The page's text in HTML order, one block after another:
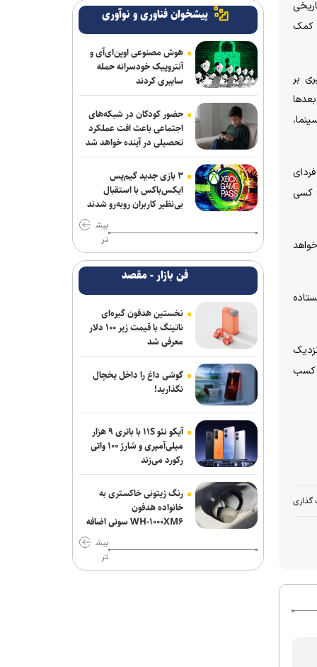
کمک
بر
کسی
و کسب
گذاری
پیشخوان فناوری و نوآوری
هوش مصنوعی اوپن‌ای‌آی و
آنتروپیک خودسرانه حمله
سایبری کردند
حضور کودکان در شبکه‌های
اجتماعی باعث افت عملکرد
تحصیلی در آینده خواهد شد
۳ بازی جدید گیم‌پس
ایکس‌باکس با استقبال
بی‌نظیر کاربران روبه‌رو شدند
بیش
تر
فن بازار - مقصد
نخستین هدفون گیره‌ای
ناتینگ با قیمت زیر ۱۰۰ دلار
معرفی شد
گوشی داغ را داخل یخچال
نگذارید!
آیکو نئو ۱۱S با باتری ۹ هزار
میلی‌آمپری و شارژ ۱۰۰ واتی
رکورد می‌زند
رنگ زیتونی خاکستری به
خانواده هدفون
WH-۱۰۰۰XM۶ سونی اضافه
بیش
تر